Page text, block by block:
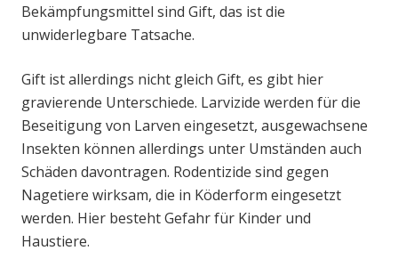
Bekämpfungsmittel sind Gift, das ist die
unwiderlegbare Tatsache.
Gift ist allerdings nicht gleich Gift, es gibt hier
gravierende Unterschiede. Larvizide werden für die
Beseitigung von Larven eingesetzt, ausgewachsene
Insekten können allerdings unter Umständen auch
Schäden davontragen. Rodentizide sind gegen
Nagetiere wirksam, die in Köderform eingesetzt
werden. Hier besteht Gefahr für Kinder und
Haustiere.